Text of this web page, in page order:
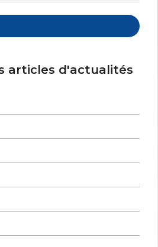
articles d'actualités